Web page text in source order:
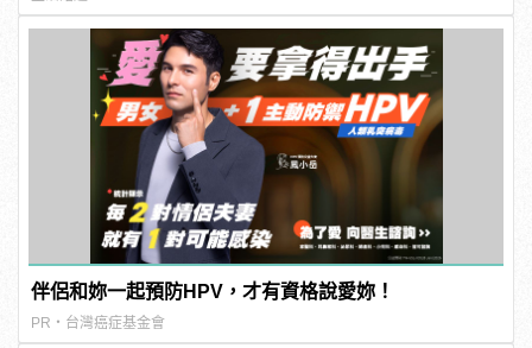
伴侶和妳一起預防HPV，才有資格說愛妳！
PR・台灣癌症基金會